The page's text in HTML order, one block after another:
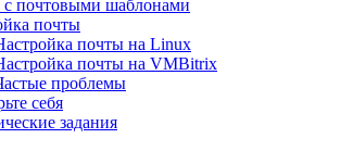
с почтовыми шаблонами
почты
почты на Linux
почты на VMBitrix
проблемы
себя
задания